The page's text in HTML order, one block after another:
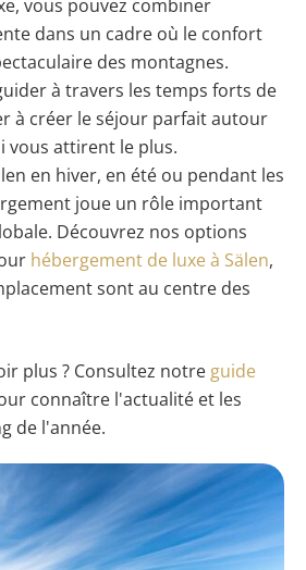
vous pouvez combiner
dans un cadre où le confort
des montagnes.
à travers les temps forts de
à créer le séjour parfait autour
vous attirent le plus.
en hiver, en été ou pendant les
joue un rôle important
Découvrez nos options
hébergement de luxe à Sälen,
sont au centre des
plus ? Consultez notre guide
connaître l'actualité et les
de l'année.